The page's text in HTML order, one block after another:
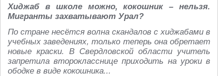
Хиджаб в школе можно, кокошник – нельзя.
Мигранты захватывают Урал?
По стране несётся волна скандалов с хиджабами в
учебных заведениях, только теперь она обретает
новые краски. В Свердловской области учитель
запретила второкласснице приходить на уроки в
ободке в виде кокошника...